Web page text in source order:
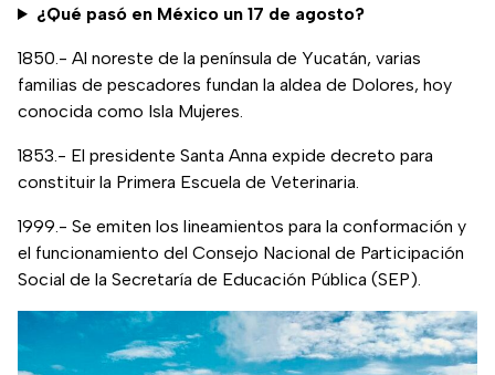
¿Qué pasó en México un 17 de agosto?
1850.- Al noreste de la península de Yucatán, varias
familias de pescadores fundan la aldea de Dolores, hoy
conocida como Isla Mujeres.
1853.- El presidente Santa Anna expide decreto para
constituir la Primera Escuela de Veterinaria.
1999.- Se emiten los lineamientos para la conformación y
el funcionamiento del Consejo Nacional de Participación
Social de la Secretaría de Educación Pública (SEP).